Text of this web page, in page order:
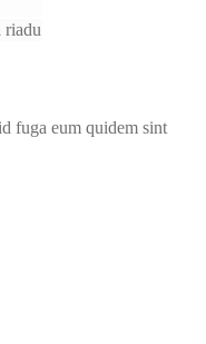
riadu
fuga eum quidem sint